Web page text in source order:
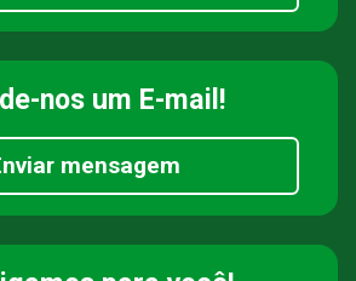
nos um E-mail!
mensagem